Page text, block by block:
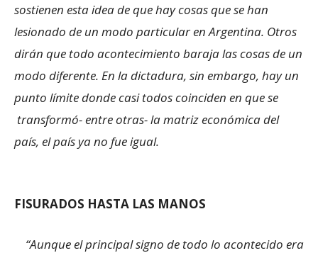
sostienen esta idea de que hay cosas que se han
lesionado de un modo particular en Argentina. Otros
dirán que todo acontecimiento baraja las cosas de un
modo diferente. En la dictadura, sin embargo, hay un
punto límite donde casi todos coinciden en que se
transformó- entre otras- la matriz económica del
país, el país ya no fue igual.
FISURADOS HASTA LAS MANOS
“Aunque el principal signo de todo lo acontecido era